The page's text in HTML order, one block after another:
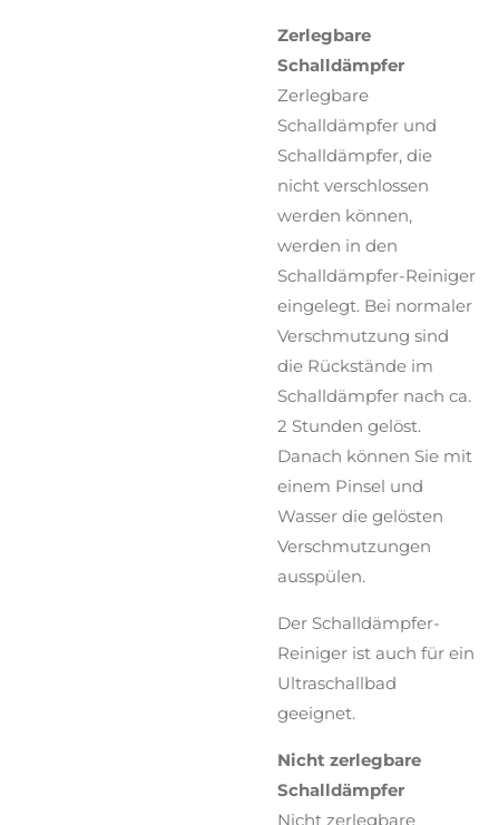
Zerlegbare
Schalldämpfer
Zerlegbare
Schalldämpfer und
Schalldämpfer, die
nicht verschlossen
werden können,
werden in den
Schalldämpfer-Reiniger
eingelegt. Bei normaler
Verschmutzung sind
die Rückstände im
Schalldämpfer nach ca.
2 Stunden gelöst.
Danach können Sie mit
einem Pinsel und
Wasser die gelösten
Verschmutzungen
ausspülen.
Der Schalldämpfer-
Reiniger ist auch für ein
Ultraschallbad
geeignet.
Nicht zerlegbare
Schalldämpfer
Nicht zerlegbare